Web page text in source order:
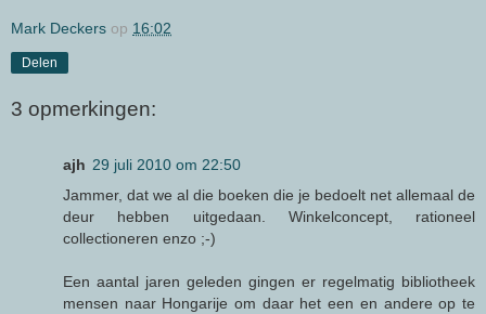
Mark Deckers op 16:02
Delen
3 opmerkingen:
ajh 29 juli 2010 om 22:50
Jammer, dat we al die boeken die je bedoelt net allemaal de
deur hebben uitgedaan. Winkelconcept, rationeel
collectioneren enzo ;-)
Een aantal jaren geleden gingen er regelmatig bibliotheek
mensen naar Hongarije om daar het een en andere op te